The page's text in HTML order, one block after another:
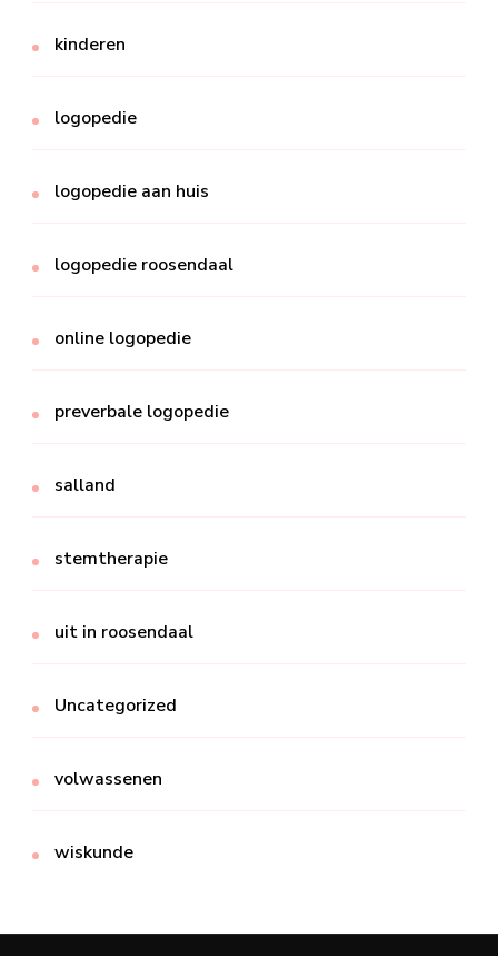
kinderen
logopedie
logopedie aan huis
logopedie roosendaal
online logopedie
preverbale logopedie
salland
stemtherapie
uit in roosendaal
Uncategorized
volwassenen
wiskunde